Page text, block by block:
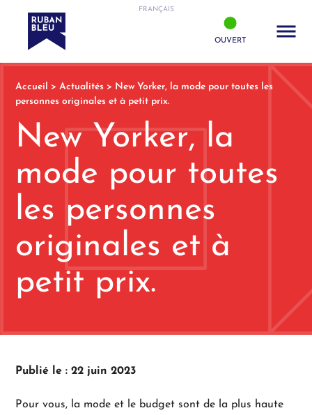
FRANÇAIS
OUVERT
Accueil >Actualités > New Yorker, la mode pour toutes les
personnes originales et à petit prix.
New Yorker, la
mode pour toutes
les personnes
originales et à
petit prix.
Publié le : 22 juin 2023
Pour vous, la mode et le budget sont de la plus haute